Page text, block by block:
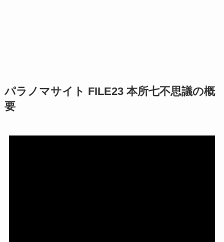
パラノマサイト FILE23 本所七不思議の概
要